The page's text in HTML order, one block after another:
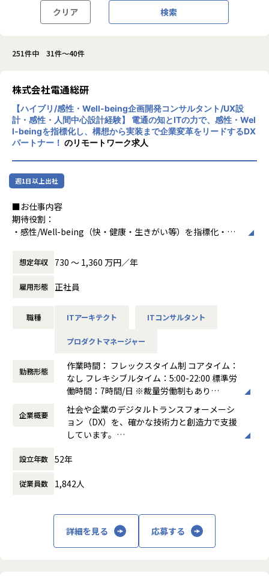
クリア 検索
251件中 31件～40件
株式会社電通総研
【ハイブリ/感性・Well-being企画開発コンサルタント/UX設
計・感性・人間中心設計経験】 電通の知とITの力で、感性・Wel
l-beingを指標化し、構想から実装まで企業変革をリードするDX
パートナー！ のリモートワーク求人
週1日以上出社
■お仕事内容
期待役割：
・感性/Well-being（快・健康・生きがい等）を指標化・定
・コンセプト設計〜業務/開発プロセスの定義・改善まで推進
する
・研究開発と実務を往復し、独自メソドロジーの開発・発信
に関わる
主な業務内容：
定量化、手法構築支援
場調査、UX設計、プロトタイピング等）
・感性に関する業務設計コンサル、開発プロセス改善支援
・人の特性/感性/Well-beingに関する調査研究、手法開発と
・自動車：快適性の指標化〜予測モデル構築、業務プロセス
・製品企画：市場調査〜UX設計〜アイデア創出〜試作を共同
・ヘルスケア：生活者データを用いた行動予測アルゴリズム
「actibit」共同開発
想定年収 730 〜 1,360 万円／年
雇用形態 正社員
職種 ITアーキテクト ITコンサルタント
プロダクトマネージャー
勤務形態
作業時間： フレックスタイム制 コアタイム：
なし フレキシブルタイム：5:00-22:00 標準労
働時間：7時間/日 ※裁量労働制もあり
働き方：フルフレックス制
時間外労働の有無： 有（月平均10時間～30
時間）
休憩時間： 60分
企業概要
社会や企業のデジタルトランスフォーメーシ
ョン（DX）を、確かな技術力と創造力で支援
しています。
関や製造業のトップクラスの企業と直接取引
ョンを提供しています。
設立年数 52年
従業員数 1,842人
詳細を見る 応募する